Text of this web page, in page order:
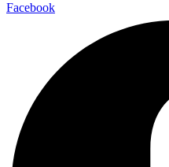
Facebook